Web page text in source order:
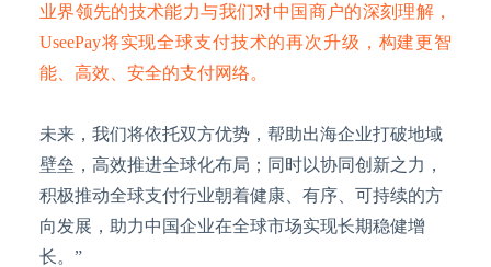
业界领先的技术能力与我们对中国商户的深刻理解，
UseePay将实现全球支付技术的再次升级，构建更智
能、高效、安全的支付网络。
未来，我们将依托双方优势，帮助出海企业打破地域
壁垒，高效推进全球化布局；同时以协同创新之力，
积极推动全球支付行业朝着健康、有序、可持续的方
向发展，助力中国企业在全球市场实现长期稳健增
长。 ”